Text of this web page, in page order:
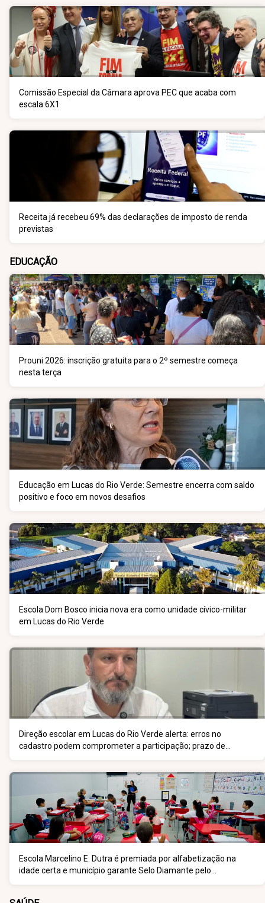
Comissão Especial da Câmara aprova PEC que acaba com
escala 6X1
Receita já recebeu 69% das declarações de imposto de renda
previstas
EDUCAÇÃO
Prouni 2026: inscrição gratuita para o 2º semestre começa
nesta terça
Educação em Lucas do Rio Verde: Semestre encerra com saldo
positivo e foco em novos desafios
Escola Dom Bosco inicia nova era como unidade cívico-militar
em Lucas do Rio Verde
Direção escolar em Lucas do Rio Verde alerta: erros no
cadastro podem comprometer a participação; prazo de
Escola Marcelino E. Dutra é premiada por alfabetização na
idade certa e município garante Selo Diamante pelo